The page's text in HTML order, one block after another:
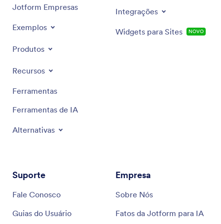
Jotform Empresas
Exemplos
Produtos
Recursos
Ferramentas
Ferramentas de IA
Alternativas
Integrações
Widgets para Sites NOVO
Suporte
Fale Conosco
Guias do Usuário
Empresa
Sobre Nós
Fatos da Jotform para IA